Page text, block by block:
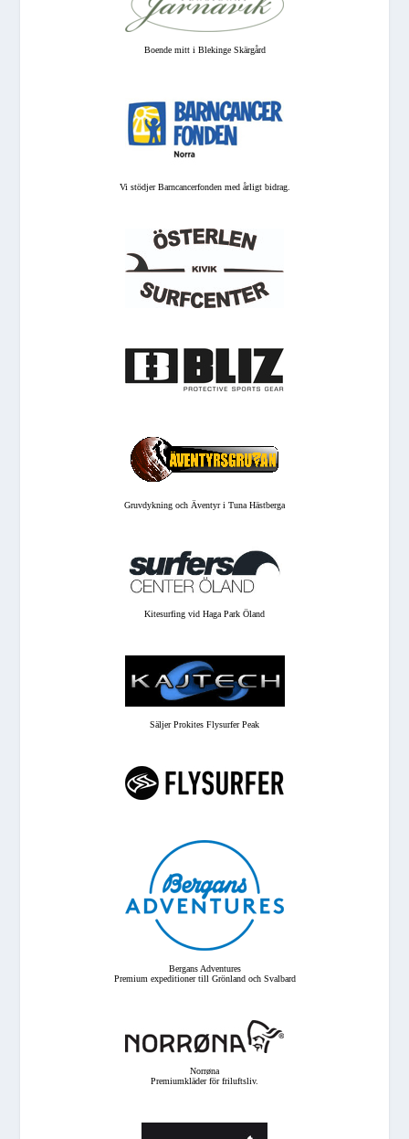
Boende mitt i Blekinge Skärgård
Vi stödjer Barncancerfonden med årligt bidrag.
Gruvdykning och Äventyr i Tuna Hästberga
Kitesurfing vid Haga Park Öland
Säljer Prokites Flysurfer Peak
Bergans Adventures
Premium expeditioner till Grönland och Svalbard
Norrøna
Premiumkläder för friluftsliv.